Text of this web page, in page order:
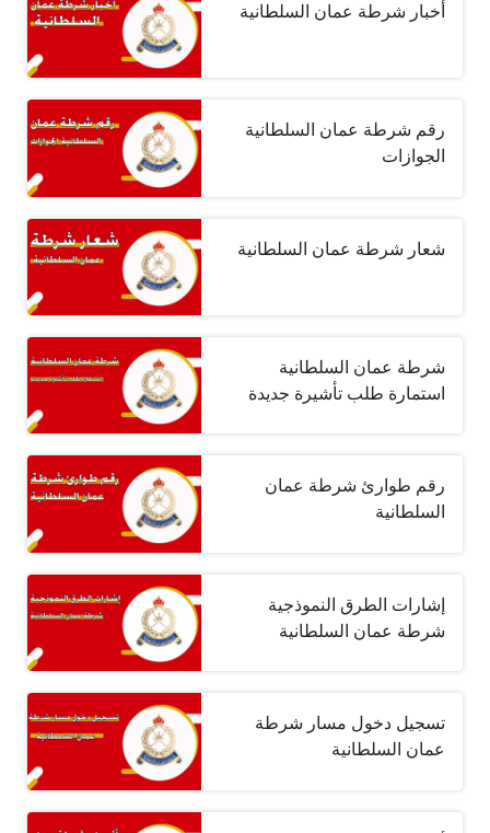
أخبار شرطة عمان السلطانية
رقم شرطة عمان السلطانية
الجوازات
شعار شرطة عمان السلطانية
شرطة عمان السلطانية
استمارة طلب تأشيرة جديدة
رقم طوارئ شرطة عمان
السلطانية
إشارات الطرق النموذجية
شرطة عمان السلطانية
تسجيل دخول مسار شرطة
عمان السلطانية